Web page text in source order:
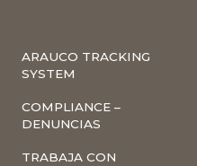
ARAUCO TRACKING
SYSTEM
COMPLIANCE –
DENUNCIAS
TRABAJA CON